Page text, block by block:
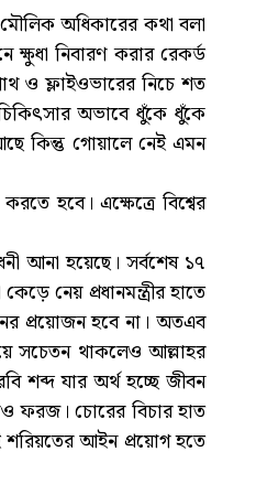
অধিকারের কথা বলা
নিবারণ করার রেকর্ড
ও ফ্লাইওভারের নিচে শত
অভাবে ধুঁকে ধুঁকে
কিন্তু গোয়ালে নেই এমন
হবে। এক্ষেত্রে বিশ্বের
আনা হয়েছে। সর্বশেষ ১৭
নেয় প্রধানমন্ত্রীর হাতে
প্রয়োজন হবে না। অতএব
সচেতন থাকলেও আল্লাহর
শব্দ যার অর্থ হচ্ছে জীবন
ফরজ। চোরের বিচার হাত
শরিয়তের আইন প্রয়োগ হতে